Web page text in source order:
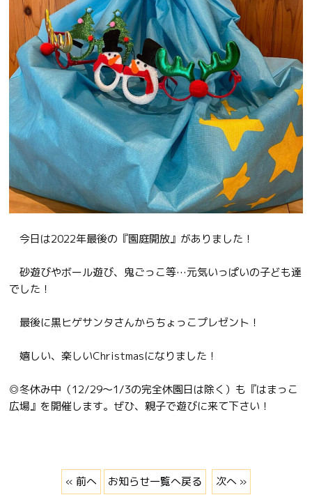
今日は2022年最後の『園庭開放』がありました！
砂遊びやボール遊び、鬼ごっこ等…元気いっぱいの子ども達
でした！
最後に黒ヒゲサンタさんからちょっこプレゼント！
嬉しい、楽しいChristmasになりました！
◎冬休み中（12/29〜1/3の完全休園日は除く）も『はまっこ
広場』を開催します。ぜひ、親子で遊びに来て下さい！
« 前へ お知らせ一覧へ戻る 次へ »